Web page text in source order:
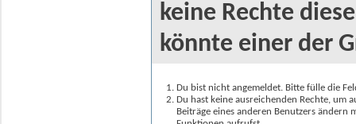
keine Rechte
könnte einer der
Du bist nicht angemeldet. Bitte fülle die
Du hast keine ausreichenden Rechte, um
Beiträge eines anderen Benutzers